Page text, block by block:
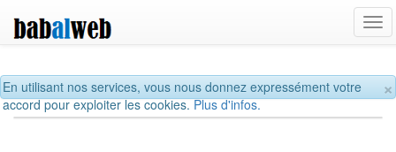
×
En utilisant nos services, vous nous donnez expressément votre
accord pour exploiter les cookies.Plus d'infos.